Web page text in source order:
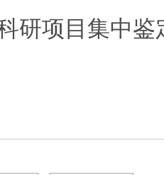
研项目集中